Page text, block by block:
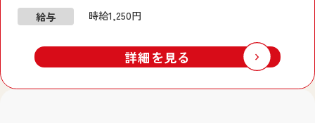
給与 時給1,250円
詳細を見る